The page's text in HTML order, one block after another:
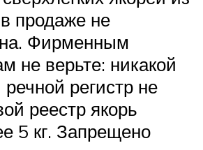
продаже не
Фирменным
не верьте: никакой
регистр не
реестр якорь
5 кг. Запрещено